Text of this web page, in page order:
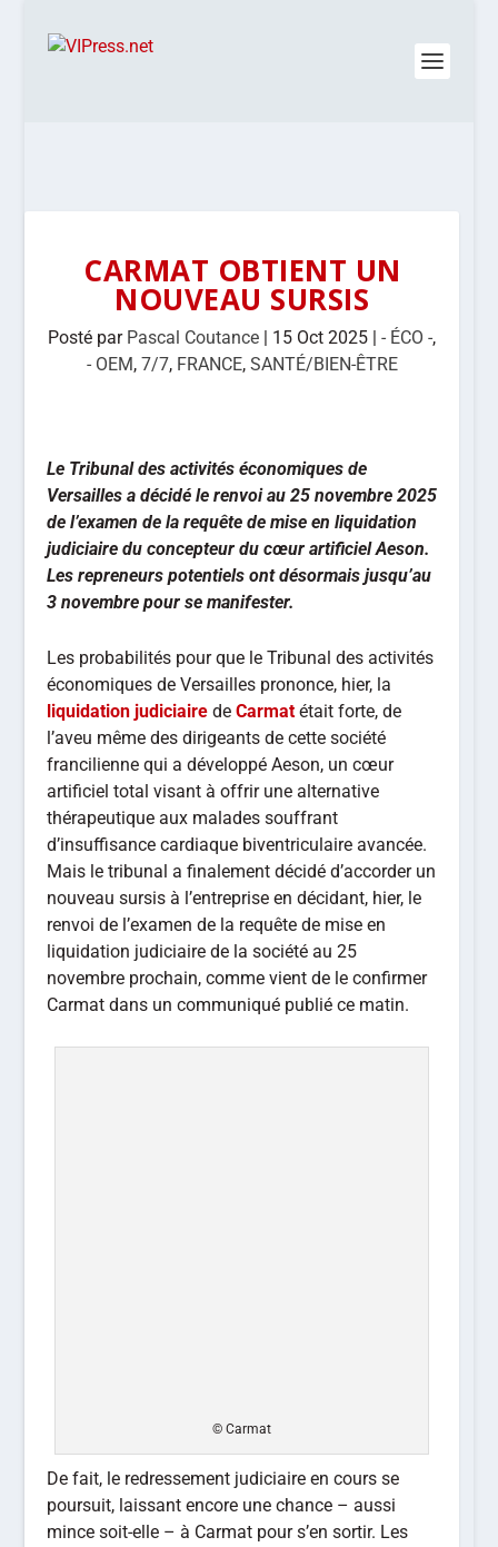
CARMAT OBTIENT UN
NOUVEAU SURSIS
Posté par Pascal Coutance | 15 Oct 2025 |- ÉCO -,
- OEM, 7/7, FRANCE, SANTÉ/BIEN-ÊTRE
Le Tribunal des activités économiques de
Versailles a décidé le renvoi au 25 novembre 2025
de l’examen de la requête de mise en liquidation
judiciaire du concepteur du cœur artificiel Aeson.
Les repreneurs potentiels ont désormais jusqu’au
3 novembre pour se manifester.
Les probabilités pour que le Tribunal des activités
économiques de Versailles prononce, hier, la
liquidation judiciaire deCarmat était forte, de
l’aveu même des dirigeants de cette société
francilienne qui a développé Aeson, un cœur
artificiel total visant à offrir une alternative
thérapeutique aux malades souffrant
d’insuffisance cardiaque biventriculaire avancée.
Mais le tribunal a finalement décidé d’accorder un
nouveau sursis à l’entreprise en décidant, hier, le
renvoi de l’examen de la requête de mise en
liquidation judiciaire de la société au 25
novembre prochain, comme vient de le confirmer
Carmat dans un communiqué publié ce matin.
© Carmat
De fait, le redressement judiciaire en cours se
poursuit, laissant encore une chance – aussi
mince soit-elle – à Carmat pour s’en sortir. Les